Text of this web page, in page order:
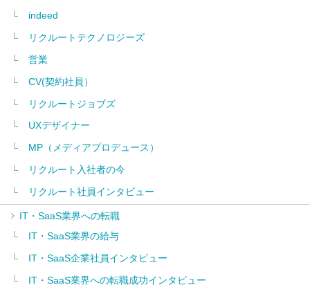
indeed
リクルートテクノロジーズ
営業
CV(契約社員）
リクルートジョブズ
UXデザイナー
MP（メディアプロデュース）
リクルート入社者の今
リクルート社員インタビュー
IT・SaaS業界への転職
IT・SaaS業界の給与
IT・SaaS企業社員インタビュー
IT・SaaS業界への転職成功インタビュー